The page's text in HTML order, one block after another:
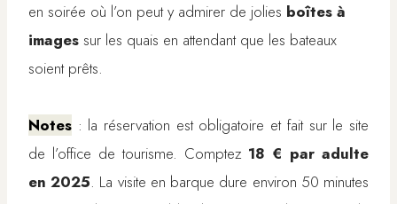
en soirée où l’on peut y admirer de jolies boîtes à
images sur les quais en attendant que les bateaux
soient prêts.
Notes : la réservation est obligatoire et fait sur le site
de l’office de tourisme. Comptez 18 € par adulte
en 2025. La visite en barque dure environ 50 minutes